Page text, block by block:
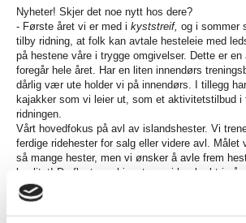
Nyheter! Skjer det noe nytt hos dere?
- Første året vi er med i kyststreif, og i sommer
tilby ridning, at folk kan avtale hesteleie med
på hestene våre i trygge omgivelser. Dette er
foregår hele året. Har en liten innendørs
dårlig vær ute holder vi på innendørs. I tillegg
kajakker som vi leier ut, som et aktivitetstilbud i
ridningen.
Vårt hovedfokus på avl av islandshester. Vi
ferdige ridehester for salg eller videre avl. Målet
så mange hester, men vi ønsker å avle frem
kvalitet! De fleste av hingstene vi har brukt i vår
premierte hingster som har gjort det veldig godt
Gjennom et avlsprogrammet Worldfengur velger
med kvaliteter som vi tenker vil passe med